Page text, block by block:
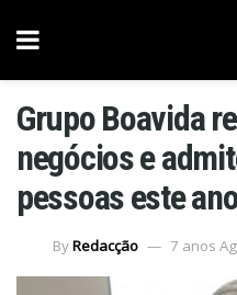
Grupo Boavida
negócios e
pessoas este
ByRedacção 7 anos